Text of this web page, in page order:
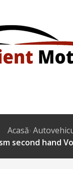
Acasă
second hand